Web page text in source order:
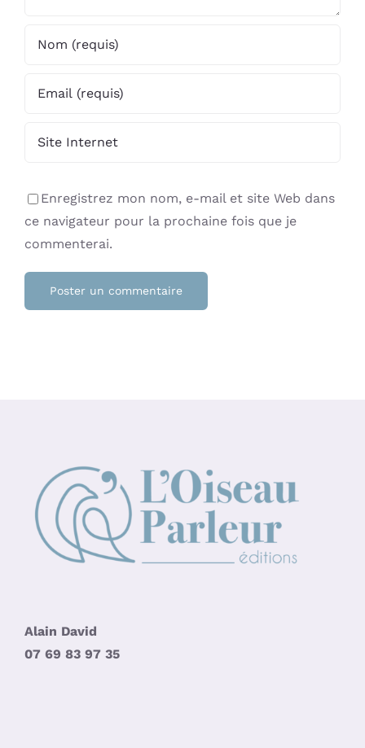
Enregistrez mon nom, e-mail et site Web dans
ce navigateur pour la prochaine fois que je
commenterai.
Alain David
07 69 83 97 35